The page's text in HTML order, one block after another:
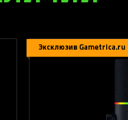
Эксклюзив Gametrica.ru